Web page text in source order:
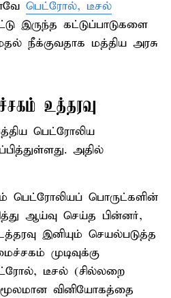
பெட்ரோல், டீசல்
இருந்த கட்டுப்பாடுகளை
நீக்குவதாக மத்திய அரசு
உத்தரவு
பெட்ரோலிய
அதில்
பெட்ரோலியப் பொருட்களின்
ஆய்வு செய்த பின்னர்,
இனியும் செயல்படுத்த
முடிவுக்கு
டீசல் (சில்லறை
வினியோகத்தை